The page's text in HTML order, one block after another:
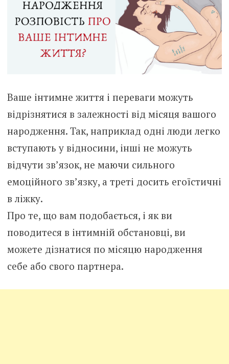
Ваше інтимне життя і переваги можуть
відрізнятися в залежності від місяця вашого
народження. Так, наприклад одні люди легко
вступають у відносини, інші не можуть
відчути зв’язок, не маючи сильного
емоційного зв’язку, а треті досить егоїстичні
в ліжку.
Про те, що вам подобається, і як ви
поводитеся в інтимній обстановці, ви
можете дізнатися по місяцю народження
себе або свого партнера.